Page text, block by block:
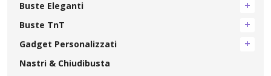
Buste Eleganti
Buste TnT
Gadget Personalizzati
Nastri & Chiudibusta